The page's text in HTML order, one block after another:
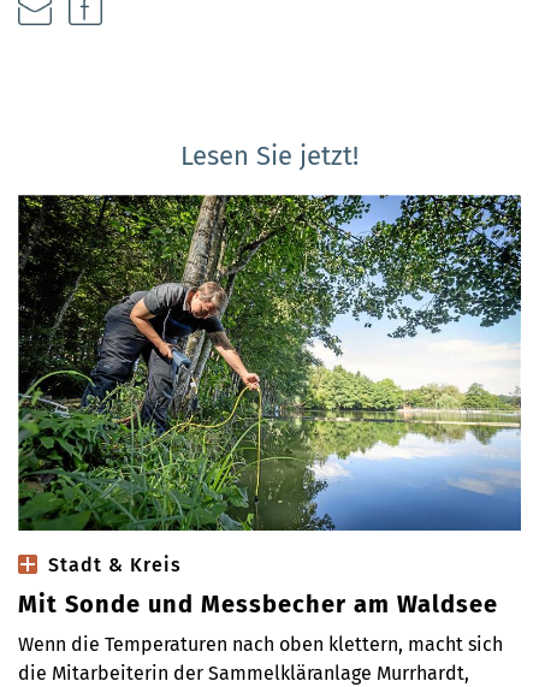
Lesen Sie jetzt!
Stadt & Kreis
Mit Sonde und Messbecher am Waldsee
Wenn die Temperaturen nach oben klettern, macht sich
die Mitarbeiterin der Sammelkläranlage Murrhardt,